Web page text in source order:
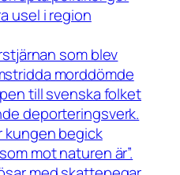
usel i region
som blev
morddömde
till svenska folket
deporteringsverk.
kungen begick
mot naturen är”.